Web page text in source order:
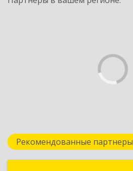
Рекомендованные партнеры